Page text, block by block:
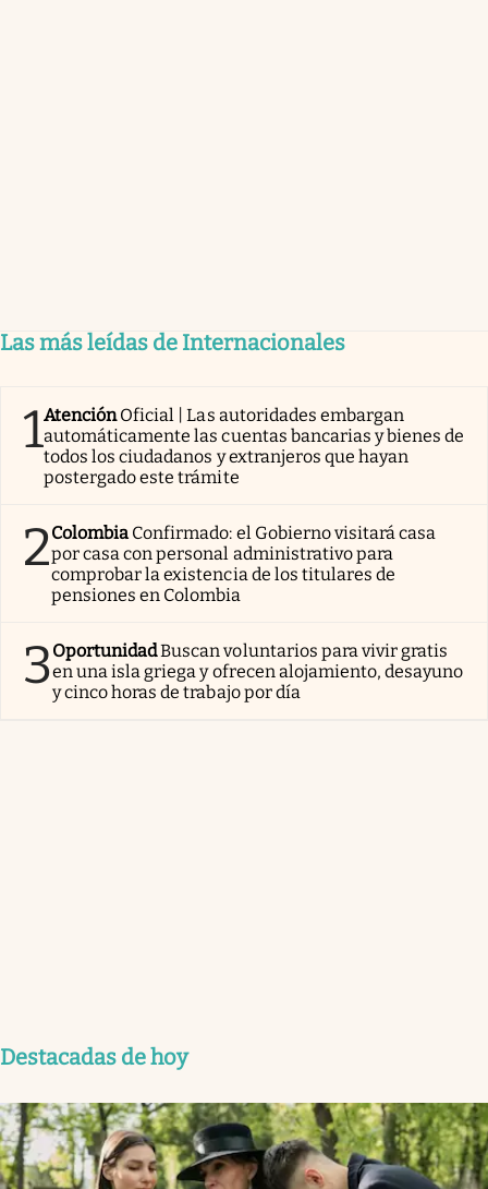
Las más leídas de Internacionales
1AtenciónOficial | Las autoridades embargan
automáticamente las cuentas bancarias y bienes de
todos los ciudadanos y extranjeros que hayan
postergado este trámite
2Colombia Confirmado: el Gobierno visitará casa
por casa con personal administrativo para
comprobar la existencia de los titulares de
pensiones en Colombia
3OportunidadBuscan voluntarios para vivir gratis
en una isla griega y ofrecen alojamiento, desayuno
y cinco horas de trabajo por día
Destacadas de hoy